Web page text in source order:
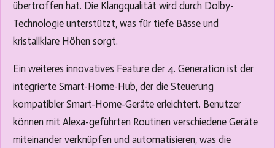
übertroffen hat. Die Klangqualität wird durch Dolby-
Technologie unterstützt, was für tiefe Bässe und
kristallklare Höhen sorgt.
Ein weiteres innovatives Feature der 4. Generation ist der
integrierte Smart-Home-Hub, der die Steuerung
kompatibler Smart-Home-Geräte erleichtert. Benutzer
können mit Alexa-geführten Routinen verschiedene Geräte
miteinander verknüpfen und automatisieren, was die